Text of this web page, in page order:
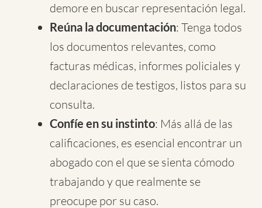
demore en buscar representación legal.
Reúna la documentación: Tenga todos
los documentos relevantes, como
facturas médicas, informes policiales y
declaraciones de testigos, listos para su
consulta.
Confíe en su instinto: Más allá de las
calificaciones, es esencial encontrar un
abogado con el que se sienta cómodo
trabajando y que realmente se
preocupe por su caso.